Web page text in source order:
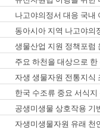
도)
나고야의정서 대응 국내
동아시아 지역 나고야의
석 최종보고서
생물산업 지원 정책포럼
주요 하천을 대상으로
자생 생물자원 전통지식
한국 수조류 중요 서식지
공생미생물 상호작용 기
자생미생물자원 유래 천